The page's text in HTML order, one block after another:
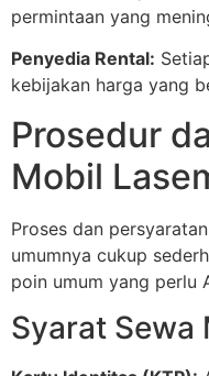
permintaan yang
Penyedia Rental:
kebijakan harga yang
Prosedur
Mobil
Proses dan
umumnya cukup
poin umum yang perlu
Syarat Sewa